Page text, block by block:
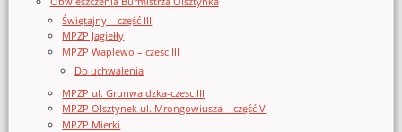
Świętajny – część III
MPZP Jagiełły
MPZP Waplewo – czesc III
Do uchwalenia
MPZP ul. Grunwaldzka-czesc III
MPZP Olsztynek ul. Mrongowiusza – część V
MPZP Mierki